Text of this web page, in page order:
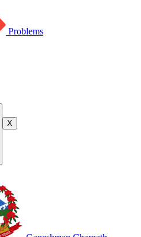
Problems
X